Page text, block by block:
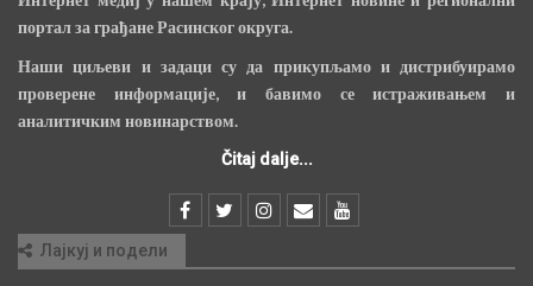
портал за грађане Расинског округа.
Наши циљеви и задаци су да прикупљамо и дистрибуирамо
проверене информације, и бавимо се истраживањем и
аналитичким новинарством.
Čitaj dalje...
Лајкуј и подели